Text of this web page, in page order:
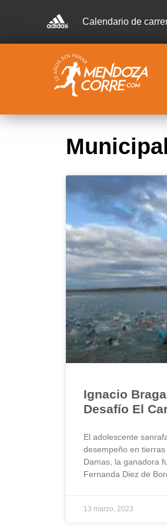
Calendario de
Ignacio
Desafío El
El adolescente
desempeño en
Damas, la ganadora
Fernanda Diez de
13 marzo, 2023